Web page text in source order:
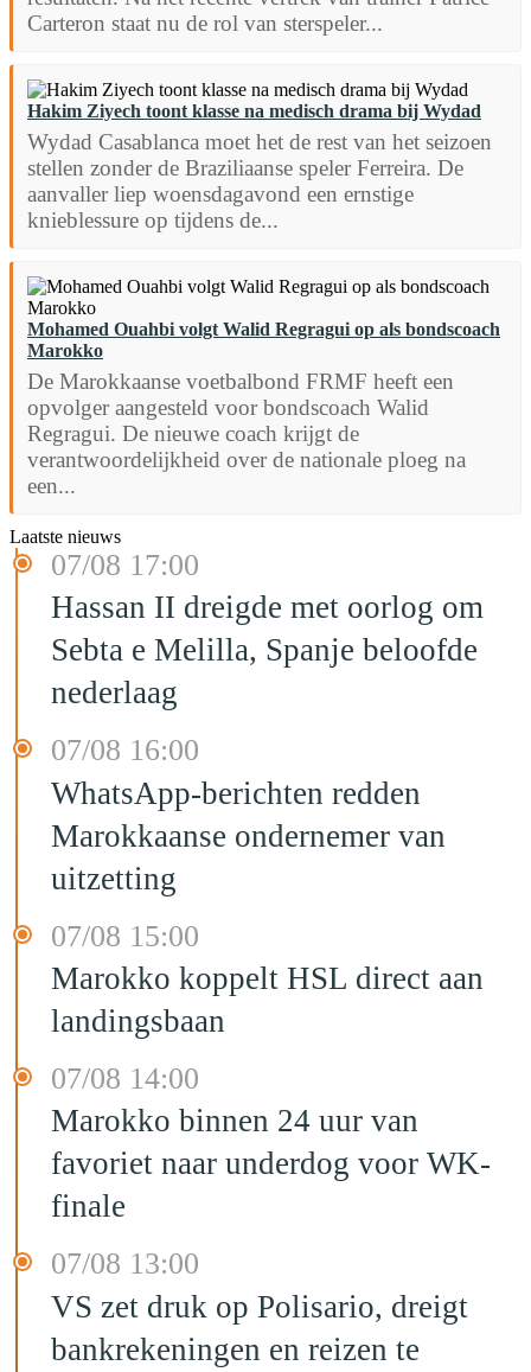
Carteron staat nu de rol van sterspeler...
Hakim Ziyech toont klasse na medisch drama bij Wydad
Wydad Casablanca moet het de rest van het seizoen
stellen zonder de Braziliaanse speler Ferreira. De
aanvaller liep woensdagavond een ernstige
knieblessure op tijdens de...
Mohamed Ouahbi volgt Walid Regragui op als bondscoach
Marokko
De Marokkaanse voetbalbond FRMF heeft een
opvolger aangesteld voor bondscoach Walid
Regragui. De nieuwe coach krijgt de
verantwoordelijkheid over de nationale ploeg na
een...
Laatste nieuws
07/08 17:00
Hassan II dreigde met oorlog om
Sebta e Melilla, Spanje beloofde
nederlaag
07/08 16:00
WhatsApp-berichten redden
Marokkaanse ondernemer van
uitzetting
07/08 15:00
Marokko koppelt HSL direct aan
landingsbaan
07/08 14:00
Marokko binnen 24 uur van
favoriet naar underdog voor WK-
finale
07/08 13:00
VS zet druk op Polisario, dreigt
bankrekeningen en reizen te